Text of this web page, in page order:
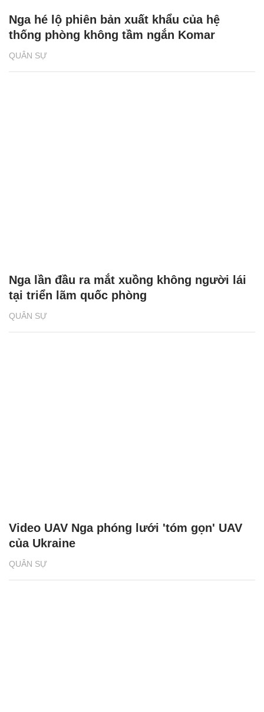
QUÂN SỰ
Nga hé lộ phiên bản xuất khẩu của hệ
thống phòng không tầm ngắn Komar
QUÂN SỰ
Nga lần đầu ra mắt xuồng không người lái
tại triển lãm quốc phòng
QUÂN SỰ
Video UAV Nga phóng lưới 'tóm gọn' UAV
của Ukraine